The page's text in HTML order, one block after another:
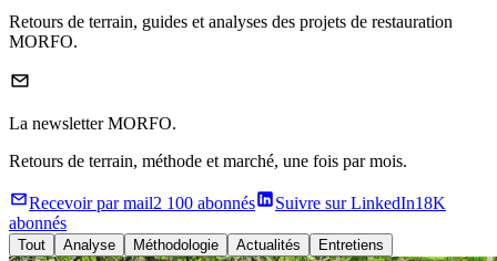
Retours de terrain, guides et analyses des projets de restauration
MORFO.
La newsletter MORFO.
Retours de terrain, méthode et marché, une fois par mois.
Recevoir par mail2 100 abonnés Suivre sur LinkedIn18K
abonnés
Tout Analyse Méthodologie Actualités Entretiens